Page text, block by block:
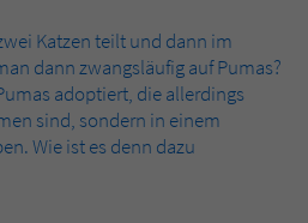
Katzen teilt und dann im
dann zwangsläufig auf Pumas?
adoptiert, die allerdings
sind, sondern in einem
Wie ist es denn dazu